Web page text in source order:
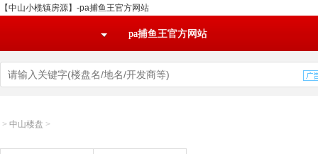
【中山小榄镇房源】-pa捕鱼王官方网站
pa捕鱼王官方网站
> 中山楼盘 >